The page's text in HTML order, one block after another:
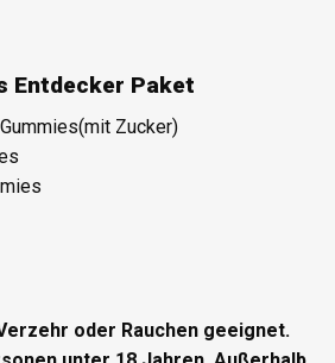
Entdecker Paket
Zucker)
oder Rauchen geeignet.